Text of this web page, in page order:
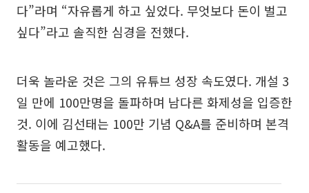
다”라며 “자유롭게 하고 싶었다. 무엇보다 돈이 벌고
싶다”라고 솔직한 심경을 전했다.
더욱 놀라운 것은 그의 유튜브 성장 속도였다. 개설 3
일 만에 100만명을 돌파하며 남다른 화제성을 입증한
것. 이에 김선태는 100만 기념 Q&A를 준비하며 본격
활동을 예고했다.